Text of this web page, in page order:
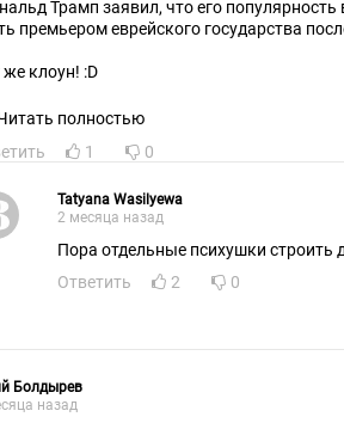
Трамп заявил, что его
премьером еврейского государства
же клоун! :D
полностью
1 0
Tatyana Wasilyewa
2 месяца назад
Пора отдельные психушки
Ответить
2 0
Болдырев
назад